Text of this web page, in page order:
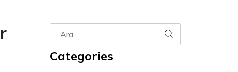
Categories